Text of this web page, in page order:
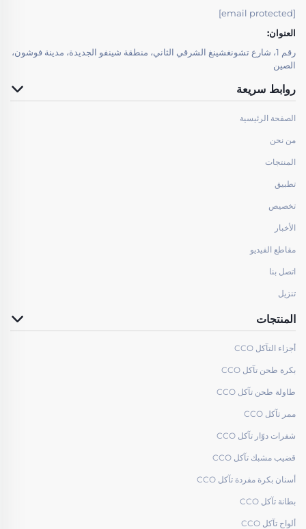
[email protected]
العنوان:
رقم 1، شارع تشونغشينغ الشرقي الثاني، منطقة شينفو الجديدة، مدينة فوشون،
الصين
روابط سريعة
الصفحة الرئيسية
من نحن
المنتجات
تطبيق
تخصيص
الأخبار
مقاطع الفيديو
اتصل بنا
تنزيل
المنتجات
أجزاء التآكل CCO
بكرة طحن تآكل CCO
طاولة طحن تآكل CCO
ممر تآكل CCO
شفرات دوّار تآكل CCO
قضيب مشبك تآكل CCO
أسنان بكرة مفردة تآكل CCO
بطانة تآكل CCO
ألواح تآكل CCO